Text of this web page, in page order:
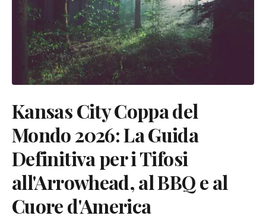
Kansas City Coppa del
Mondo 2026: La Guida
Definitiva per i Tifosi
all'Arrowhead, al BBQ e al
Cuore d'America